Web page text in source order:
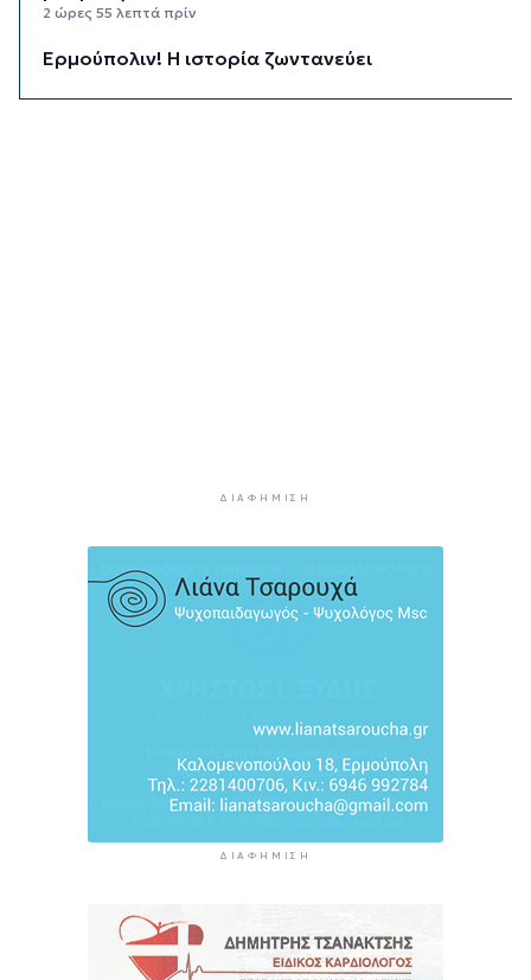
2 ώρες 55 λεπτά πρίν
Ερμούπολιν! Η ιστορία ζωντανεύει
ΔΙΑΦΉΜΙΣΗ
ΔΙΑΦΉΜΙΣΗ